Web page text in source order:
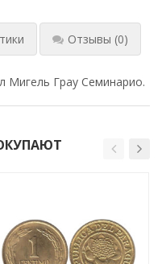
Отзывы (0)
Мигель Грау Семинарио.